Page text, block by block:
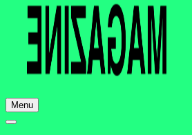
Menu